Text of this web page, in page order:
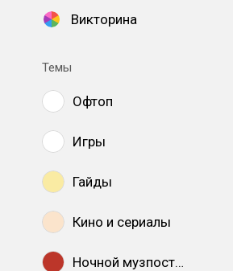
Викторина
Темы
Офтоп
Игры
Гайды
Кино и сериалы
Ночной музпостинг